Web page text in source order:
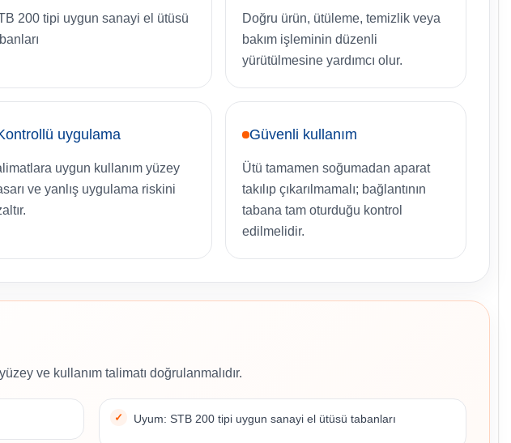
200 tipi uygun sanayi el ütüsü
Doğru ürün, ütüleme, temizlik veya
bakım işleminin düzenli
yürütülmesine yardımcı olur.
uygulama
uygun kullanım yüzey
ve yanlış uygulama riskini
Güvenli kullanım
Ütü tamamen soğumadan aparat
takılıp çıkarılmamalı; bağlantının
tabana tam oturduğu kontrol
edilmelidir.
ve kullanım talimatı doğrulanmalıdır.
Uyum: STB 200 tipi uygun sanayi el ütüsü tabanları